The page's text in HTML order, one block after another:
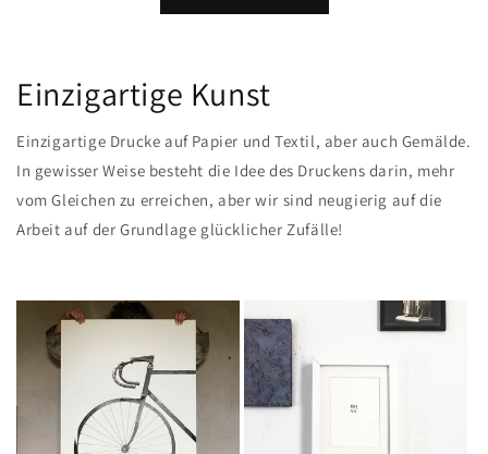
Einzigartige Kunst
Einzigartige Drucke auf Papier und Textil, aber auch Gemälde.
In gewisser Weise besteht die Idee des Druckens darin, mehr
vom Gleichen zu erreichen, aber wir sind neugierig auf die
Arbeit auf der Grundlage glücklicher Zufälle!